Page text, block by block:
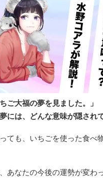
ご大福の夢を見ました。」
には、どんな意味が隠され
ても、いちごを使った食べ
あなたの今後の運勢が変わ